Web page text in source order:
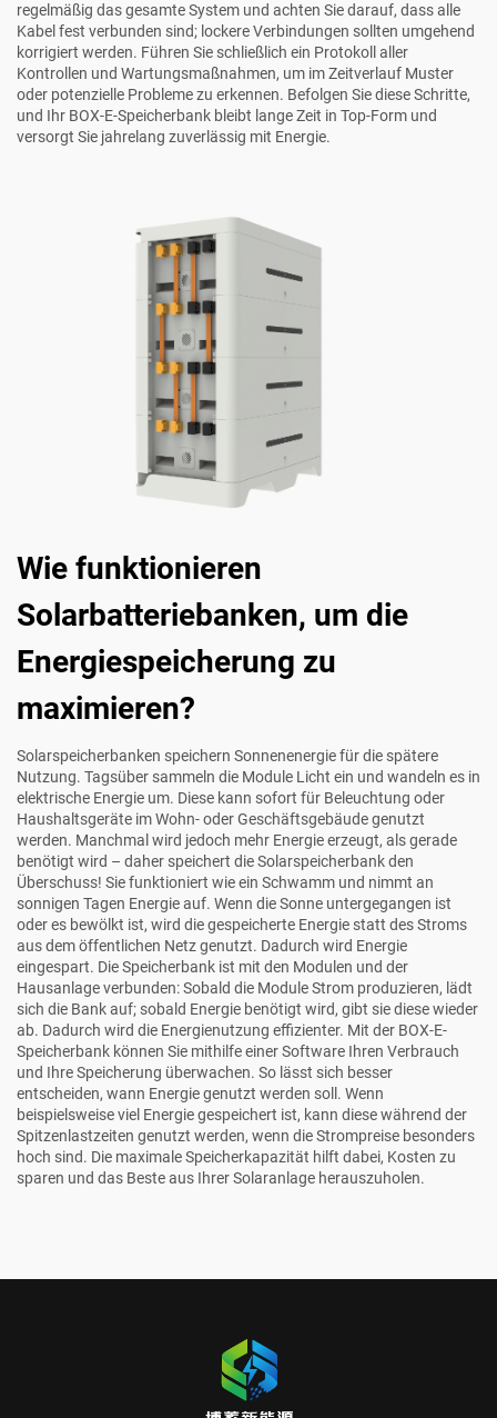
regelmäßig das gesamte System und achten Sie darauf, dass alle
Kabel fest verbunden sind; lockere Verbindungen sollten umgehend
korrigiert werden. Führen Sie schließlich ein Protokoll aller
Kontrollen und Wartungsmaßnahmen, um im Zeitverlauf Muster
oder potenzielle Probleme zu erkennen. Befolgen Sie diese Schritte,
und Ihr BOX-E-Speicherbank bleibt lange Zeit in Top-Form und
versorgt Sie jahrelang zuverlässig mit Energie.
Wie funktionieren
Solarbatteriebanken, um die
Energiespeicherung zu
maximieren?
Solarspeicherbanken speichern Sonnenenergie für die spätere
Nutzung. Tagsüber sammeln die Module Licht ein und wandeln es in
elektrische Energie um. Diese kann sofort für Beleuchtung oder
Haushaltsgeräte im Wohn- oder Geschäftsgebäude genutzt
werden. Manchmal wird jedoch mehr Energie erzeugt, als gerade
benötigt wird – daher speichert die Solarspeicherbank den
Überschuss! Sie funktioniert wie ein Schwamm und nimmt an
sonnigen Tagen Energie auf. Wenn die Sonne untergegangen ist
oder es bewölkt ist, wird die gespeicherte Energie statt des Stroms
aus dem öffentlichen Netz genutzt. Dadurch wird Energie
eingespart. Die Speicherbank ist mit den Modulen und der
Hausanlage verbunden: Sobald die Module Strom produzieren, lädt
sich die Bank auf; sobald Energie benötigt wird, gibt sie diese wieder
ab. Dadurch wird die Energienutzung effizienter. Mit der BOX-E-
Speicherbank können Sie mithilfe einer Software Ihren Verbrauch
und Ihre Speicherung überwachen. So lässt sich besser
entscheiden, wann Energie genutzt werden soll. Wenn
beispielsweise viel Energie gespeichert ist, kann diese während der
Spitzenlastzeiten genutzt werden, wenn die Strompreise besonders
hoch sind. Die maximale Speicherkapazität hilft dabei, Kosten zu
sparen und das Beste aus Ihrer Solaranlage herauszuholen.